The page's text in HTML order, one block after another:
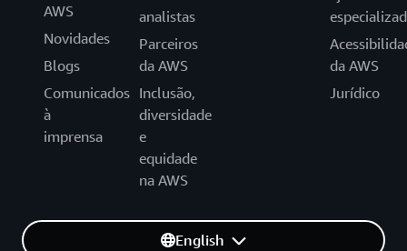
AWS
Novidades
Blogs
Comunicados
à
imprensa
analistas
Parceiros
da AWS
Inclusão,
diversidade
e
equidade
na AWS
da AWS
Jurídico
English